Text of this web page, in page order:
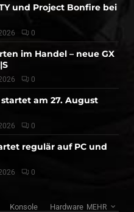
und Project Bonfire bei
0
im Handel – neue GX
0
startet am 27. August
0
regulär auf PC und
0
Konsole Hardware MEHR